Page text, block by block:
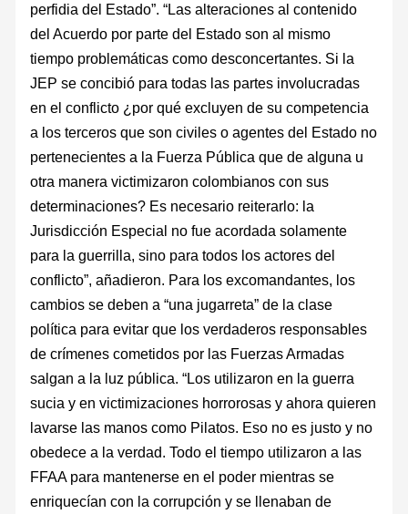
perfidia del Estado”. “Las alteraciones al contenido
del Acuerdo por parte del Estado son al mismo
tiempo problemáticas como desconcertantes. Si la
JEP se concibió para todas las partes involucradas
en el conflicto ¿por qué excluyen de su competencia
a los terceros que son civiles o agentes del Estado no
pertenecientes a la Fuerza Pública que de alguna u
otra manera victimizaron colombianos con sus
determinaciones? Es necesario reiterarlo: la
Jurisdicción Especial no fue acordada solamente
para la guerrilla, sino para todos los actores del
conflicto”, añadieron. Para los excomandantes, los
cambios se deben a “una jugarreta” de la clase
política para evitar que los verdaderos responsables
de crímenes cometidos por las Fuerzas Armadas
salgan a la luz pública. “Los utilizaron en la guerra
sucia y en victimizaciones horrorosas y ahora quieren
lavarse las manos como Pilatos. Eso no es justo y no
obedece a la verdad. Todo el tiempo utilizaron a las
FFAA para mantenerse en el poder mientras se
enriquecían con la corrupción y se llenaban de